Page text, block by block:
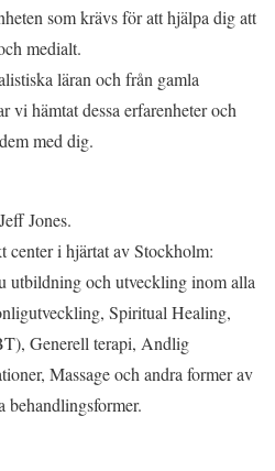
som krävs för att hjälpa dig att
medialt.
läran och från gamla
vi hämtat dessa erfarenheter och
med dig.
Jones.
i hjärtat av Stockholm:
utbildning och utveckling inom alla
Spiritual Healing,
Generell terapi, Andlig
Massage och andra former av
behandlingsformer.